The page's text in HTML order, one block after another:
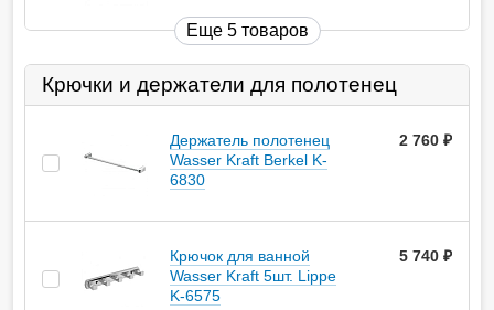
Еще 5 товаров
Крючки и держатели для полотенец
Держатель полотенец
Wasser Kraft Berkel K-
6830
2 760
Крючок для ванной
Wasser Kraft 5шт. Lippe
K-6575
5 740